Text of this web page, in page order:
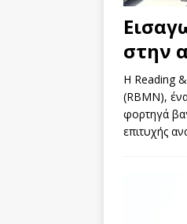
στην
Η Reading
(RBMN),
φορτηγά
επιτυχής